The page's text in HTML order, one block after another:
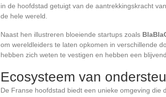
in de hoofdstad getuigt van de aantrekkingskracht
de hele wereld.
Naast hen illustreren bloeiende startups zoals
om wereldleiders te laten opkomen in verschillende
hebben zich weten te vestigen en hebben een
Ecosysteem van
De Franse hoofdstad biedt een unieke omgeving die